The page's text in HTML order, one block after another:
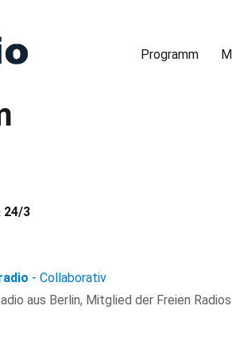
Programm
24/3
- Collaborativ
aus Berlin, Mitglied der Freien